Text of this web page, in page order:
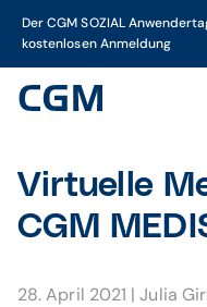
Der CGM SOZIAL
kostenlosen Anmeldung
Virtuelle
CGM
28. April 2021 |Julia